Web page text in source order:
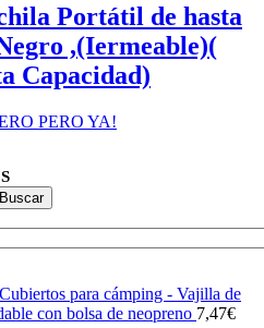
Portátil de hasta
,(Iermeable)(
Capacidad)
PERO YA!
Buscar
para cámping - Vajilla de
con bolsa de neopreno 7,47€